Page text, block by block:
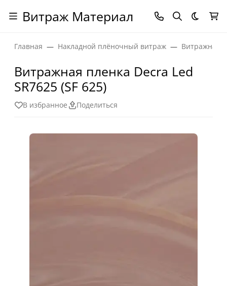
Витраж Материал Темная
Главная Накладной плёночный витраж Витражная
Витражная пленка Decra Led
SR7625 (SF 625)
В избранное Поделиться